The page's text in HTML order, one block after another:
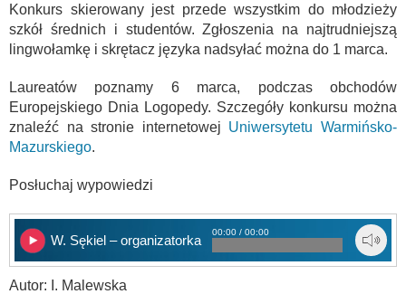
Konkurs skierowany jest przede wszystkim do młodzieży
szkół średnich i studentów. Zgłoszenia na najtrudniejszą
lingwołamkę i skrętacz języka nadsyłać można do 1 marca.
Laureatów poznamy 6 marca, podczas obchodów
Europejskiego Dnia Logopedy. Szczegóły konkursu można
znaleźć na stronie internetowej Uniwersytetu Warmińsko-
Mazurskiego.
Posłuchaj wypowiedzi
W. Sękiel – organizatorka
00:00 / 00:00
Autor: I. Malewska